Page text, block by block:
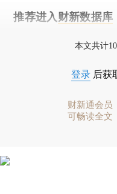
推荐进入 财新数据库
本文共计
登录 后获
财新通会员
可畅读全文